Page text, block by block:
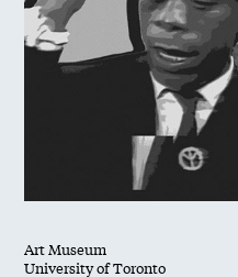
Art Museum
University of Toronto